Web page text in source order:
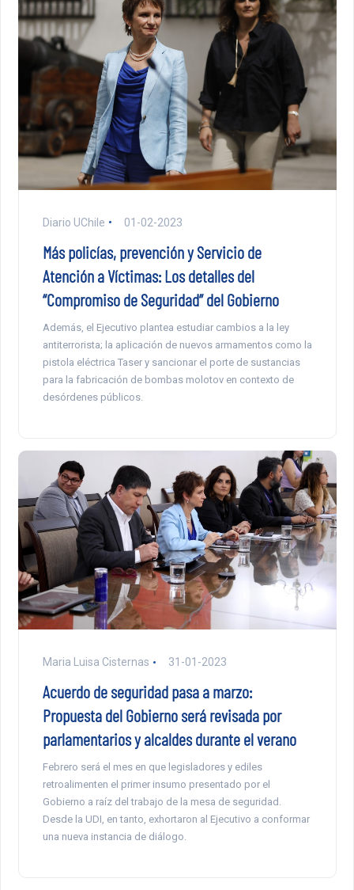
Diario UChile 01-02-2023
Más policías, prevención y Servicio de
Atención a Víctimas: Los detalles del
“Compromiso de Seguridad” del Gobierno
Además, el Ejecutivo plantea estudiar cambios a la ley
antiterrorista; la aplicación de nuevos armamentos como la
pistola eléctrica Taser y sancionar el porte de sustancias
para la fabricación de bombas molotov en contexto de
desórdenes públicos.
Maria Luisa Cisternas 31-01-2023
Acuerdo de seguridad pasa a marzo:
Propuesta del Gobierno será revisada por
parlamentarios y alcaldes durante el verano
Febrero será el mes en que legisladores y ediles
retroalimenten el primer insumo presentado por el
Gobierno a raíz del trabajo de la mesa de seguridad.
Desde la UDI, en tanto, exhortaron al Ejecutivo a conformar
una nueva instancia de diálogo.